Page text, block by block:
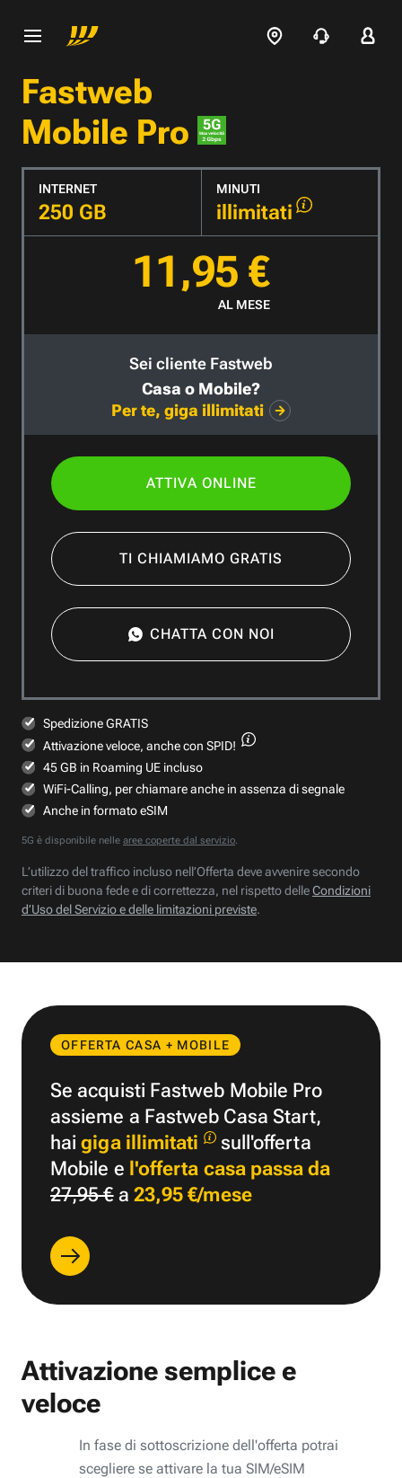
Fastweb
Mobile Pro
INTERNET
250 GB
MINUTI
illimitati
11,95 €
AL MESE
Sei cliente Fastweb
Casa o Mobile?
Per te, giga illimitati
ATTIVA ONLINE
TI CHIAMIAMO GRATIS
CHATTA CON NOI
Spedizione GRATIS
Attivazione veloce, anche con SPID!
45 GB in Roaming UE incluso
WiFi-Calling, per chiamare anche in assenza di segnale
Anche in formato eSIM
5G è disponibile nelle aree coperte dal servizio.
L’utilizzo del traffico incluso nell’Offerta deve avvenire secondo
criteri di buona fede e di correttezza, nel rispetto delleCondizioni
d’Uso del Servizio e delle limitazioni previste.
OFFERTA CASA + MOBILE
Se acquisti Fastweb Mobile Pro
assieme a Fastweb Casa Start,
haigiga illimitati
sull'offerta
Mobile e l'offerta casa passa da
27,95 €a 23,95 €/mese
Attivazione semplice e
veloce
In fase di sottoscrizione dell'offerta potrai
scegliere se attivare la tua SIM/eSIM